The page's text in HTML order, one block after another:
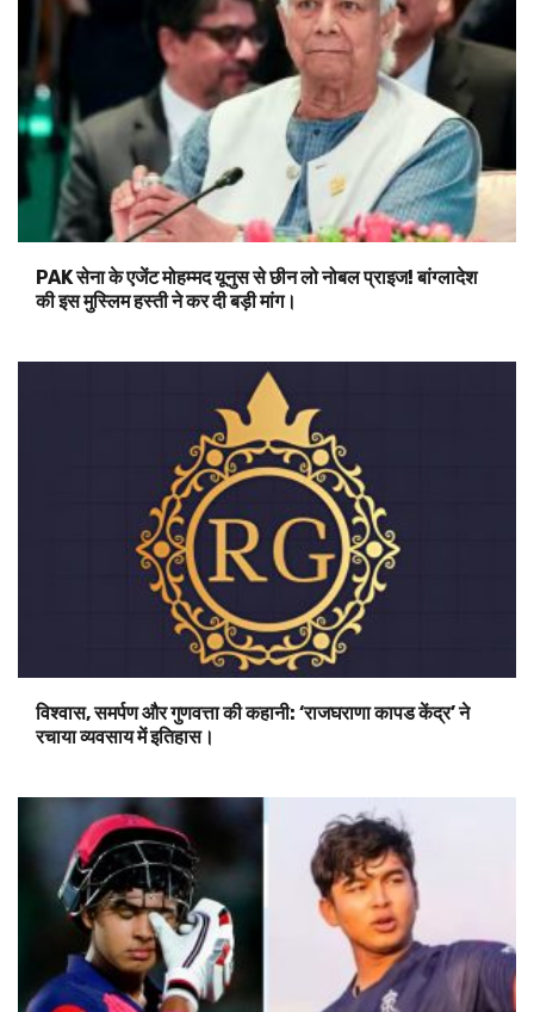
PAK सेना के एजेंट मोहम्मद यूनुस से छीन लो नोबल प्राइज! बांग्लादेश
की इस मुस्लिम हस्ती ने कर दी बड़ी मांग।
विश्वास, समर्पण और गुणवत्ता की कहानी: ‘राजघराणा कापड केंद्र’ ने
रचाया व्यवसाय में इतिहास।